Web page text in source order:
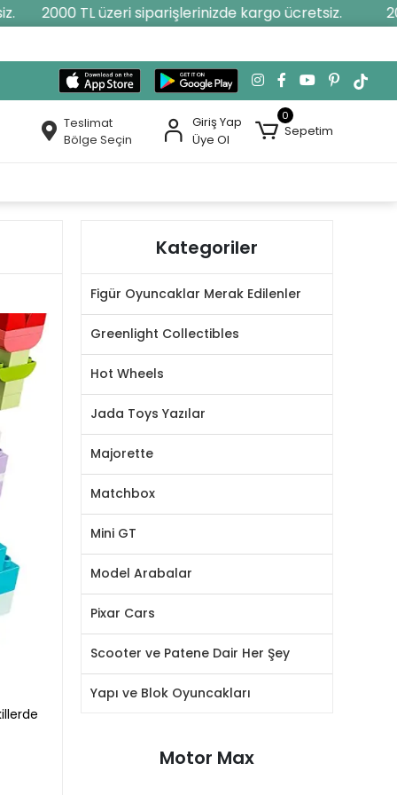
2000 TL üzeri siparişlerinizde kargo ücretsiz.
Teslimat
Bölge Seçin
Giriş Yap
Üye Ol
0
Sepetim
Kategoriler
Figür Oyuncaklar Merak Edilenler
Greenlight Collectibles
Hot Wheels
Jada Toys Yazılar
Majorette
Matchbox
Mini GT
Model Arabalar
Pixar Cars
Scooter ve Patene Dair Her Şey
Yapı ve Blok Oyuncakları
Motor Max